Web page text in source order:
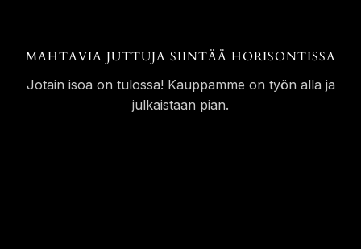
MAHTAVIA JUTTUJA SIINTÄÄ HORISONTISSA
Jotain isoa on tulossa! Kauppamme on työn alla ja
julkaistaan pian.